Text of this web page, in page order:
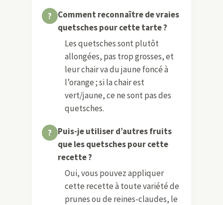
Comment reconnaître de vraies
quetsches pour cette tarte ?
Les quetsches sont plutôt
allongées, pas trop grosses, et
leur chair va du jaune foncé à
l’orange ; si la chair est
vert/jaune, ce ne sont pas des
quetsches.
Puis-je utiliser d’autres fruits
que les quetsches pour cette
recette ?
Oui, vous pouvez appliquer
cette recette à toute variété de
prunes ou de reines-claudes, le